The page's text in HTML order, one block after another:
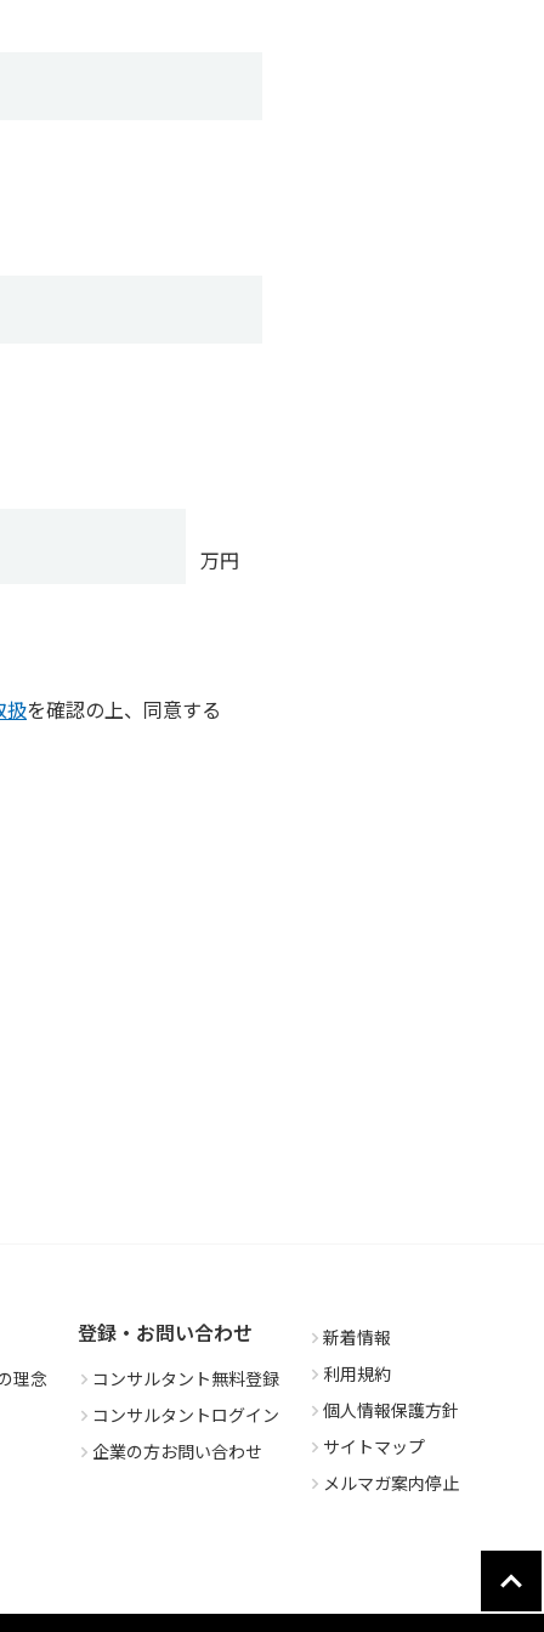
万円
扱を確認の上、同意する
理念
登録・お問い合わせ
コンサルタント無料登録
コンサルタントログイン
企業の方お問い合わせ
新着情報
利用規約
個人情報保護方針
サイトマップ
メルマガ案内停止